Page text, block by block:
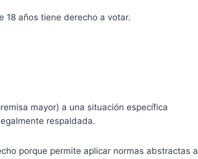
18 años tiene derecho a votar.
mayor) a una situación específica
respaldada.
porque permite aplicar normas abstractas a